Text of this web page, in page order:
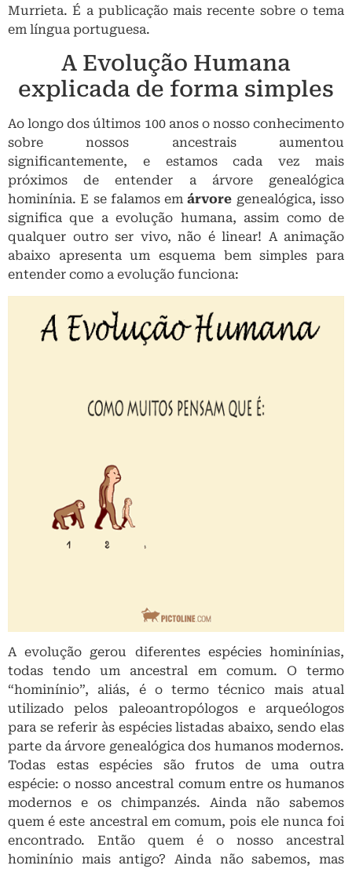
Murrieta. É a publicação mais recente sobre o tema
em língua portuguesa.
A Evolução Humana
explicada de forma simples
Ao longo dos últimos 100 anos o nosso conhecimento
sobre nossos ancestrais aumentou
significantemente, e estamos cada vez mais
próximos de entender a árvore genealógica
hominínia. E se falamos emárvore genealógica, isso
significa que a evolução humana, assim como de
qualquer outro ser vivo, não é linear! A animação
abaixo apresenta um esquema bem simples para
entender como a evolução funciona:
A evolução gerou diferentes espécies hominínias,
todas tendo um ancestral em comum. O termo
“hominínio”, aliás, é o termo técnico mais atual
utilizado pelos paleoantropólogos e arqueólogos
para se referir às espécies listadas abaixo, sendo elas
parte da árvore genealógica dos humanos modernos.
Todas estas espécies são frutos de uma outra
espécie: o nosso ancestral comum entre os humanos
modernos e os chimpanzés. Ainda não sabemos
quem é este ancestral em comum, pois ele nunca foi
encontrado. Então quem é o nosso ancestral
hominínio mais antigo? Ainda não sabemos, mas